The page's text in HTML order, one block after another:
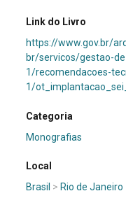
Link do Livro
https://www.gov.br/
br/servicos/gestao-
1/recomendacoes-
1/
Categoria
Monografias
Local
Brasil > Rio de Janeiro